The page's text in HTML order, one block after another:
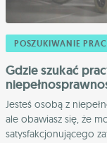
POSZUKIWANIE
Gdzie szukać
Jesteś osobą z
ale obawiasz się, że
satysfakcjonującego